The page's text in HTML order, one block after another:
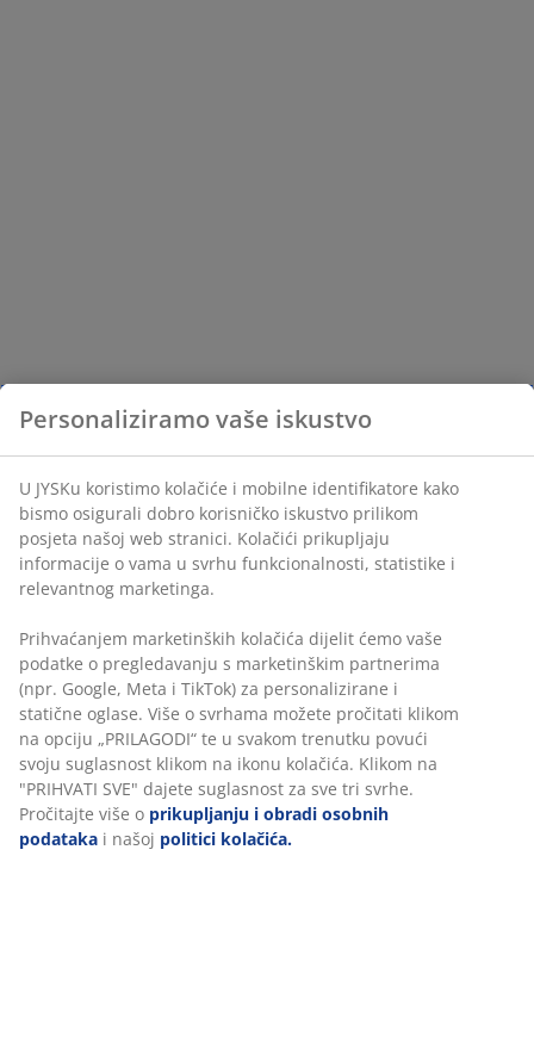
Personaliziramo vaše iskustvo
U JYSKu koristimo kolačiće i mobilne identifikatore kako
bismo osigurali dobro korisničko iskustvo prilikom
posjeta našoj web stranici. Kolačići prikupljaju
informacije o vama u svrhu funkcionalnosti, statistike i
relevantnog marketinga.
Prihvaćanjem marketinških kolačića dijelit ćemo vaše
podatke o pregledavanju s marketinškim partnerima
(npr. Google, Meta i TikTok) za personalizirane i
statične oglase. Više o svrhama možete pročitati klikom
na opciju „PRILAGODI“ te u svakom trenutku povući
svoju suglasnost klikom na ikonu kolačića. Klikom na
"PRIHVATI SVE" dajete suglasnost za sve tri svrhe.
Pročitajte više o prikupljanju i obradi osobnih
podataka i našoj politici kolačića.